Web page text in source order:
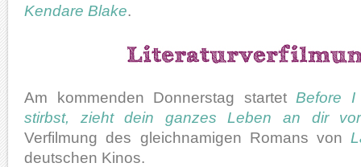
Kendare Blake.
Am kommenden Donnerstag startet Before I
stirbst, zieht dein ganzes Leben an dir
Verfilmung des gleichnamigen Romans von
deutschen Kinos.